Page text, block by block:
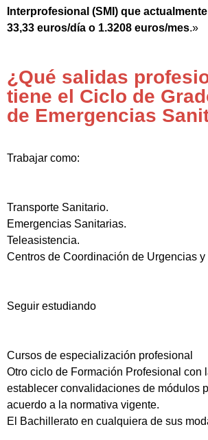
Interprofesional (SMI) que
33,33 euros/día o 1.3208 euros/mes.»
¿Qué salidas
tiene el Ciclo de
de Emergencias
Trabajar como:
Transporte Sanitario.
Emergencias Sanitarias.
Teleasistencia.
Centros de Coordinación de Urgencias y
Seguir estudiando
Cursos de especialización profesional
Otro ciclo de Formación Profesional con
establecer convalidaciones de módulos
acuerdo a la normativa vigente.
El Bachillerato en cualquiera de sus